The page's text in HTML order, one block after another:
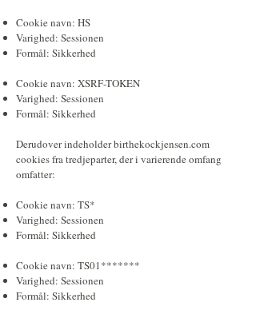
Cookie navn: HS
Varighed: Sessionen
Formål: Sikkerhed
Cookie navn: XSRF-TOKEN
Varighed: Sessionen
Formål: Sikkerhed
Derudover indeholder birthekockjensen.com
cookies fra tredjeparter, der i varierende omfang
omfatter:
Cookie navn: TS*
Varighed: Sessionen
Formål: Sikkerhed​​
Cookie navn: TS01*******
Varighed: Sessionen
Formål: Sikkerhed